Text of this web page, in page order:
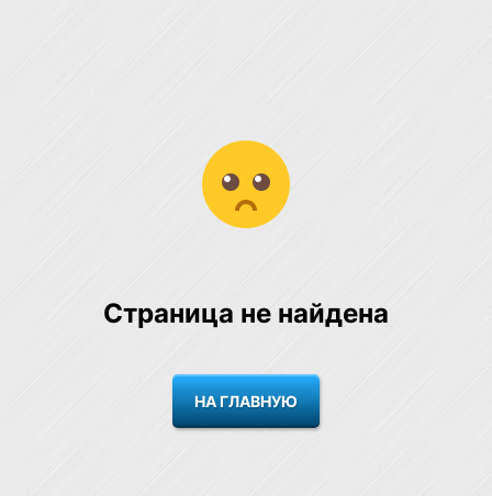
Страница не найдена
НА ГЛАВНУЮ